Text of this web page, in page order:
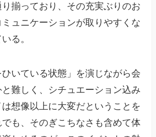
揃っており、その充実ぶりのお
ュニケーションが取りやすくな
る。
いている状態」を演じながら会
難しく、シチュエーション込み
想像以上に大変だということを
も、そのぎこちなさも含めて体